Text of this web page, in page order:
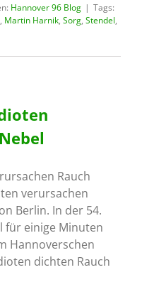
Hannover 96 Blog | Tags:
, Martin Harnik, Sorg, Stendel,
Rauch
verursachen
Berlin. In der 54.
für einige Minuten
Hannoverschen
dichten Rauch